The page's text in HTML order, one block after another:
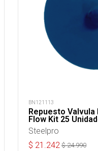
BN121113
Repuesto Valvula
Flow Kit 25
Steelpro
$ 21.242 $24.990